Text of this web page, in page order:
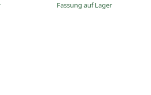
Fassung auf Lager